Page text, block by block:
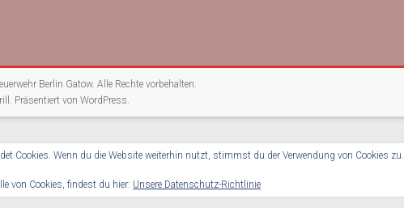
Berlin Gatow. Alle Rechte vorbehalten.
Präsentiert von WordPress.
Cookies. Wenn du die Website weiterhin nutzt, stimmst du der Verwendung von Cookies zu.
von Cookies, findest du hier: Unsere Datenschutz-Richtlinie